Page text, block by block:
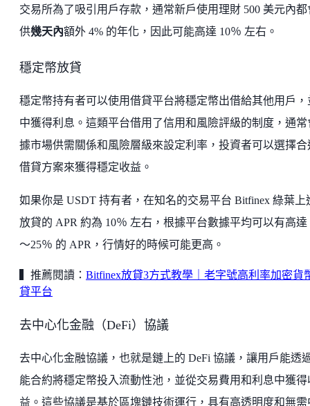
交易所為了吸引用戶存款，通常新戶使用理財 500 美元內都
供幾天內額外 4% 的年化，因此可能高達 10％ 左右。
穩定幣放貸
穩定幣持有者可以使用借貸平台將穩定幣出借給其他用戶，
中獲得利息。這類平台借用了信用和風險評級的制度，通常
據市場供需關係和風險層級來設定利率，投資者可以選擇合
借貸方案來獲得穩定收益。
如果你是 USDT 持有者，在知名的交易平台 Bitfinex 綠葉上
放貸的 APR 約為 10％ 左右，根據平台數據平均可以有高達
～25％ 的 APR，行情好的時候可能更高。
▍推薦閱讀： Bitfinex放貸3方式教學｜老字號高利率加密貨
貸平台
去中心化金融（DeFi）協議
去中心化金融協議，也就是鏈上的 DeFi 協議，讓用戶能透
能合約將穩定幣投入流動性池，並從交易費用和利息中獲得
益。這些協議是基於區塊鏈技術運行，具有高透明度和無需